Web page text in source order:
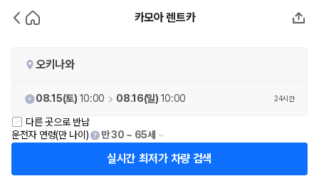
카모아 렌트카
오키나와
08.15(토) 10:00 08.16(일) 10:00 24시간
다른 곳으로 반납
운전자 연령(만 나이)
실시간 최저가 차량 검색